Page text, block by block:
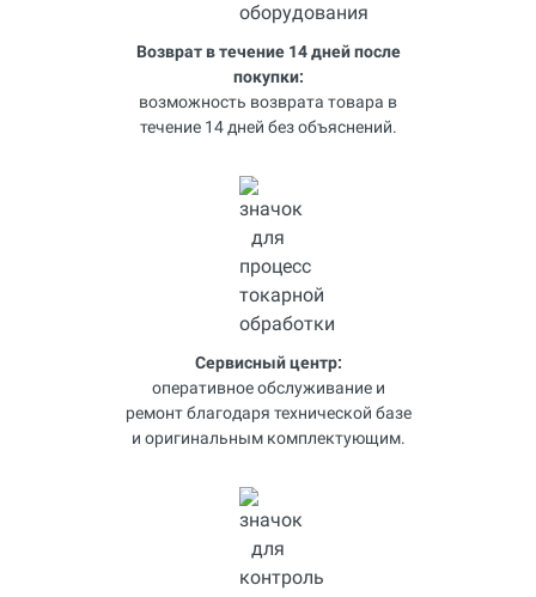
Возврат в течение 14 дней после
покупки:
возможность возврата товара в
течение 14 дней без объяснений.
Сервисный центр:
оперативное обслуживание и
ремонт благодаря технической базе
и оригинальным комплектующим.